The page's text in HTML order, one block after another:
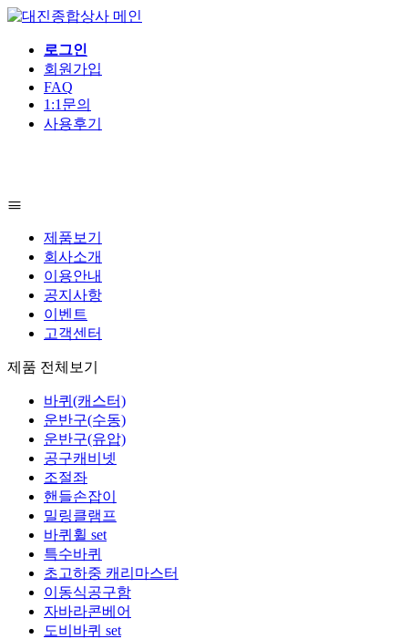
로그인
회원가입
FAQ
1:1문의
사용후기
제품보기
회사소개
이용안내
공지사항
이벤트
고객센터
제품 전체보기
바퀴(캐스터)
운반구(수동)
운반구(유압)
공구캐비넷
조절좌
핸들손잡이
밀링클램프
바퀴휠 set
특수바퀴
초고하중 캐리마스터
이동식공구함
자바라콘베어
도비바퀴 set